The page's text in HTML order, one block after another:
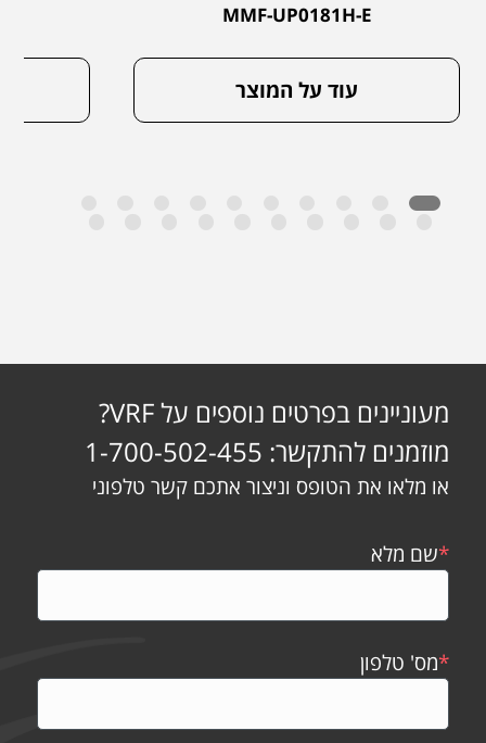
MMF-UP0181H-E
עוד על המוצר
מעוניינים בפרטים נוספים על VRF?
מוזמנים להתקשר: 1-700-502-455
או מלאו את הטופס וניצור אתכם קשר טלפוני
*שם מלא
*מס' טלפון